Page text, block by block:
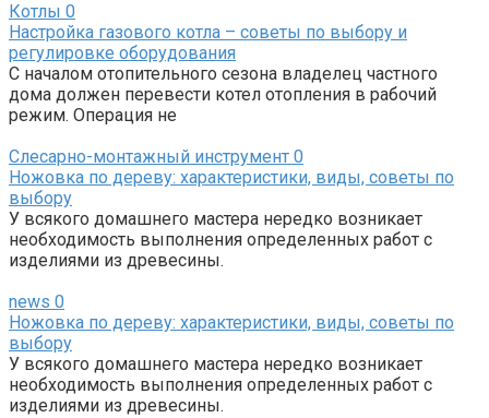
Котлы 0
Настройка газового котла – советы по выбору и
регулировке оборудования
C началом отопительного сезона владелец частного
дома должен перевести котел отопления в рабочий
режим. Операция не
Слесарно-монтажный инструмент 0
Ножовка по дереву: характеристики, виды, советы по
выбору
У всякого домашнего мастера нередко возникает
необходимость выполнения определенных работ с
изделиями из древесины.
news 0
Ножовка по дереву: характеристики, виды, советы по
выбору
У всякого домашнего мастера нередко возникает
необходимость выполнения определенных работ с
изделиями из древесины.